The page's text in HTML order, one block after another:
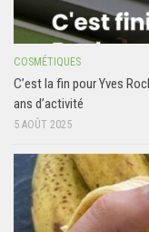
COSMÉTIQUES
C’est la fin pour Yves
ans d’activité
5 AOÛT 2025